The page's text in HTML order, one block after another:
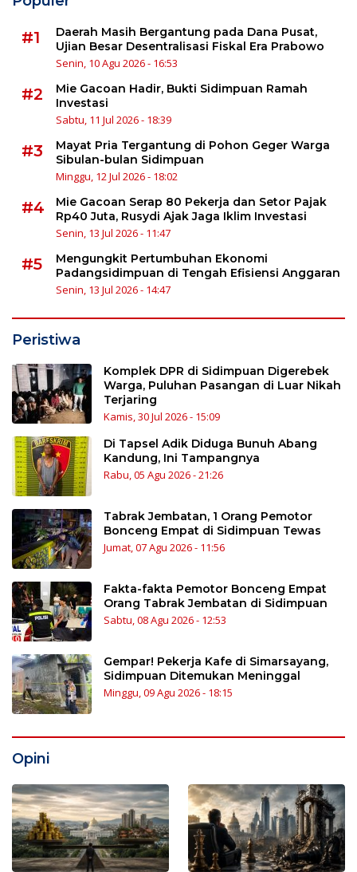
#1
Daerah Masih Bergantung pada Dana Pusat,
Ujian Besar Desentralisasi Fiskal Era Prabowo
Senin, 10 Agu 2026 - 16:53
#2
Mie Gacoan Hadir, Bukti Sidimpuan Ramah
Investasi
Sabtu, 11 Jul 2026 - 18:39
#3
Mayat Pria Tergantung di Pohon Geger Warga
Sibulan-bulan Sidimpuan
Minggu, 12 Jul 2026 - 18:02
#4
Mie Gacoan Serap 80 Pekerja dan Setor Pajak
Rp40 Juta, Rusydi Ajak Jaga Iklim Investasi
Senin, 13 Jul 2026 - 11:47
#5
Mengungkit Pertumbuhan Ekonomi
Padangsidimpuan di Tengah Efisiensi Anggaran
Senin, 13 Jul 2026 - 14:47
Peristiwa
Komplek DPR di Sidimpuan Digerebek
Warga, Puluhan Pasangan di Luar Nikah
Terjaring
Kamis, 30 Jul 2026 - 15:09
Di Tapsel Adik Diduga Bunuh Abang
Kandung, Ini Tampangnya
Rabu, 05 Agu 2026 - 21:26
Tabrak Jembatan, 1 Orang Pemotor
Bonceng Empat di Sidimpuan Tewas
Jumat, 07 Agu 2026 - 11:56
Fakta-fakta Pemotor Bonceng Empat
Orang Tabrak Jembatan di Sidimpuan
Sabtu, 08 Agu 2026 - 12:53
Gempar! Pekerja Kafe di Simarsayang,
Sidimpuan Ditemukan Meninggal
Minggu, 09 Agu 2026 - 18:15
Opini